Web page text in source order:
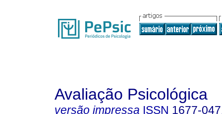
Avaliação Psicológica
versão impressa ISSN 1677-